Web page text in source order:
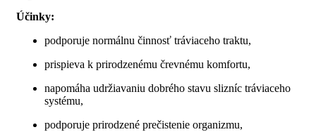
Účinky:
podporuje normálnu činnosť tráviaceho traktu,
prispieva k prirodzenému črevnému komfortu,
napomáha udržiavaniu dobrého stavu slizníc tráviaceho
systému,
podporuje prirodzené prečistenie organizmu,